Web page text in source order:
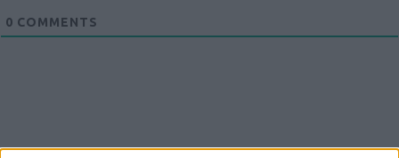
0 COMMENTS